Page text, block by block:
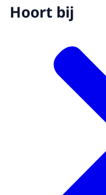
Hoort bij